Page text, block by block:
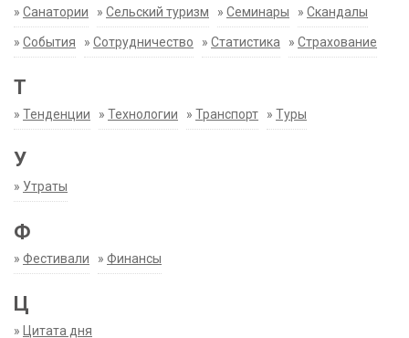
» Санатории » Сельский туризм » Семинары » Скандалы
» События » Сотрудничество » Статистика » Страхование
Т
» Тенденции » Технологии » Транспорт » Туры
У
» Утраты
Ф
» Фестивали » Финансы
Ц
» Цитата дня